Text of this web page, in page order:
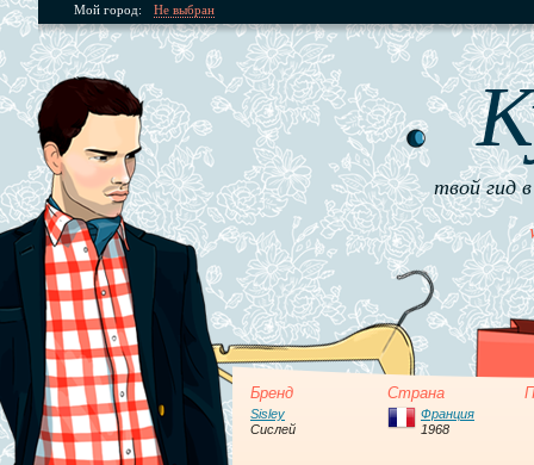
Мой город: Не выбран
твой гид
Бренд Страна
Sisley
Сислей
Франция
1968